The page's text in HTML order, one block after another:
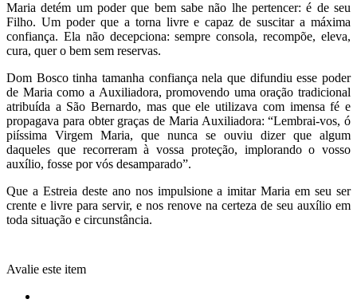
Maria detém um poder que bem sabe não lhe pertencer: é de seu
Filho. Um poder que a torna livre e capaz de suscitar a máxima
confiança. Ela não decepciona: sempre consola, recompõe, eleva,
cura, quer o bem sem reservas.
Dom Bosco tinha tamanha confiança nela que difundiu esse poder
de Maria como a Auxiliadora, promovendo uma oração tradicional
atribuída a São Bernardo, mas que ele utilizava com imensa fé e
propagava para obter graças de Maria Auxiliadora: “Lembrai-vos, ó
piíssima Virgem Maria, que nunca se ouviu dizer que algum
daqueles que recorreram à vossa proteção, implorando o vosso
auxílio, fosse por vós desamparado”.
Que a Estreia deste ano nos impulsione a imitar Maria em seu ser
crente e livre para servir, e nos renove na certeza de seu auxílio em
toda situação e circunstância.
Avalie este item